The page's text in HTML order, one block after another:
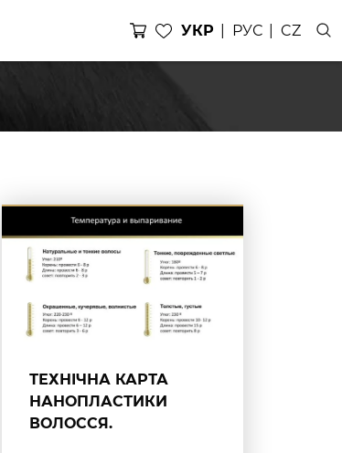
УКР РУС CZ
ТЕХНІЧНА КАРТА
НАНОПЛАСТИКИ
ВОЛОССЯ.